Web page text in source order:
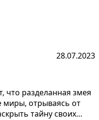
28.07.2023
что разделанная змея
отрываясь от
тайну своих